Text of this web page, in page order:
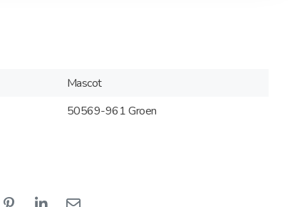
Mascot
50569-961 Groen